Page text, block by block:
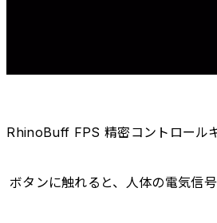
RhinoBuff FPS 精密コントロール
ボタンに触れると、人体の電気信